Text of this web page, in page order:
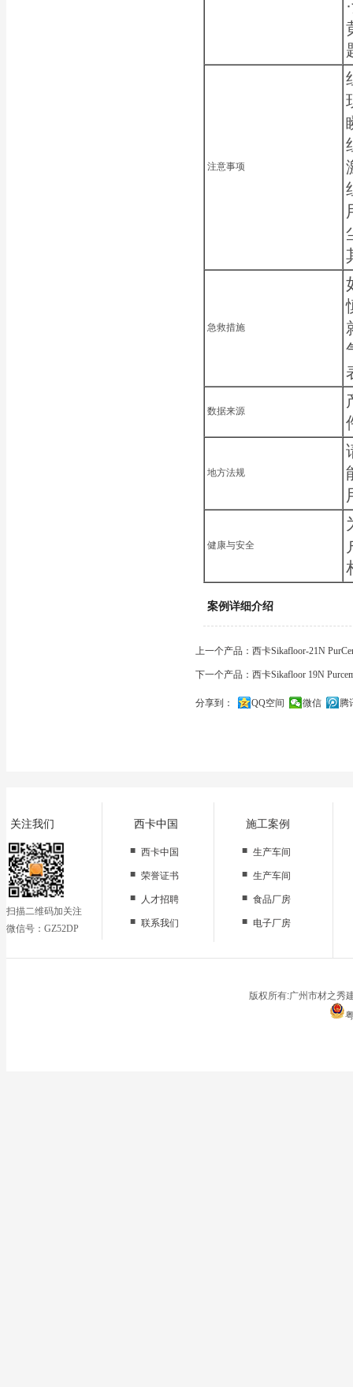
注意事项
急救措施
数据来源
地方法规
健康与安全
案例详细介绍
上一个产品：西卡Sikafloor-21N
下一个产品：西卡Sikafloor 19N
分享到： QQ空间 微信
腾
关注我们
扫描二维码加关注
微信号：GZ52DP
西卡中国
■ 西卡中国
■ 荣誉证书
■
人才招聘
■ 联系我们
施工案例
■ 生产车间
■ 生产车间
■ 食品厂房
■ 电子厂房
停车场
版权所有:广州市材之